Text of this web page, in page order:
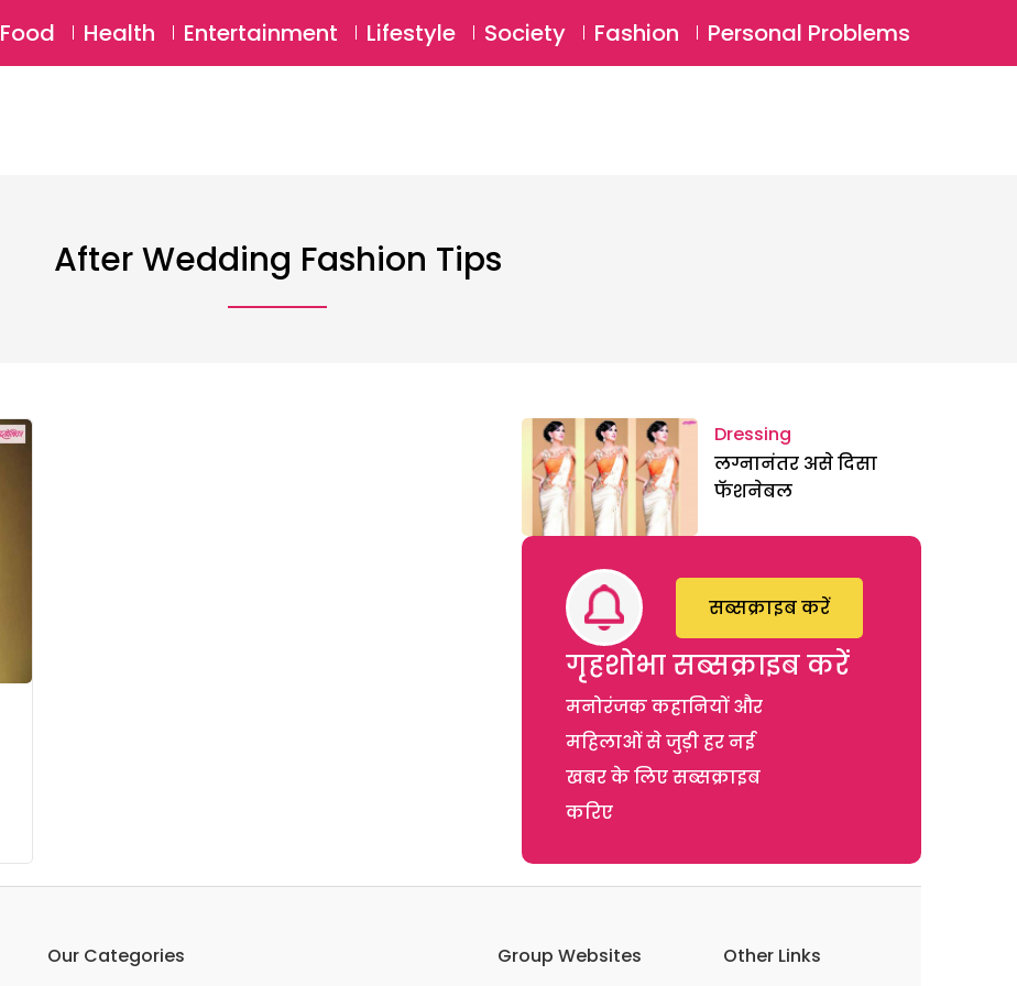
SUBSCRIBE Login ⚲
Food Health Entertainment Lifestyle Society Fashion Personal Problems
After Wedding Fashion Tips
Dressing
लग्नानंतर असे दिसा
फॅशनेबल
गृहशोभा सब्सक्राइब करें
मनोरंजक कहानियों और
महिलाओं से जुड़ी हर नई
खबर के लिए सब्सक्राइब
करिए
सब्सक्राइब करें
Our Categories Group Websites Other Links